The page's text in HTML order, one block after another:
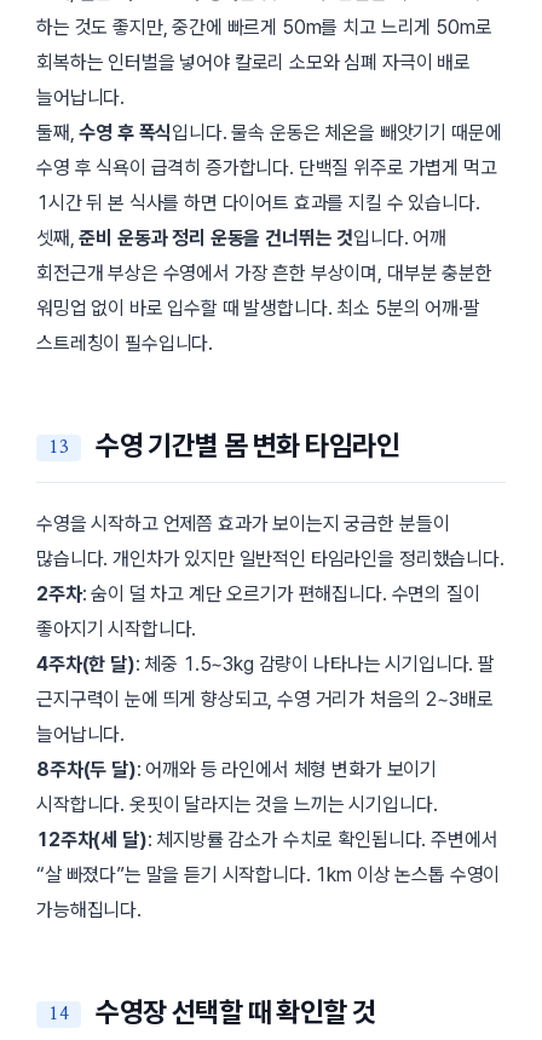
하는 것도 좋지만, 중간에 빠르게 50m를 치고 느리게 50m로
회복하는 인터벌을 넣어야 칼로리 소모와 심폐 자극이 배로
늘어납니다.
둘째,수영 후 폭식입니다. 물속 운동은 체온을 빼앗기기 때문에
수영 후 식욕이 급격히 증가합니다. 단백질 위주로 가볍게 먹고
1시간 뒤 본 식사를 하면 다이어트 효과를 지킬 수 있습니다.
셋째,준비 운동과 정리 운동을 건너뛰는 것입니다. 어깨
회전근개 부상은 수영에서 가장 흔한 부상이며, 대부분 충분한
워밍업 없이 바로 입수할 때 발생합니다. 최소 5분의 어깨·팔
스트레칭이 필수입니다.
수영 기간별 몸 변화 타임라인
수영을 시작하고 언제쯤 효과가 보이는지 궁금한 분들이
많습니다. 개인차가 있지만 일반적인 타임라인을 정리했습니다.
2주차: 숨이 덜 차고 계단 오르기가 편해집니다. 수면의 질이
좋아지기 시작합니다.
4주차(한 달): 체중 1.5~3kg 감량이 나타나는 시기입니다. 팔
근지구력이 눈에 띄게 향상되고, 수영 거리가 처음의 2~3배로
늘어납니다.
8주차(두 달): 어깨와 등 라인에서 체형 변화가 보이기
시작합니다. 옷핏이 달라지는 것을 느끼는 시기입니다.
12주차(세 달): 체지방률 감소가 수치로 확인됩니다. 주변에서
“살 빠졌다”는 말을 듣기 시작합니다. 1km 이상 논스톱 수영이
가능해집니다.
수영장 선택할 때 확인할 것